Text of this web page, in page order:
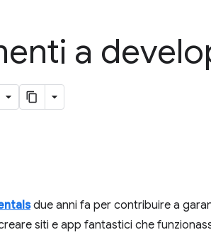
a
due anni fa per contribuire a
siti e app fantastici che